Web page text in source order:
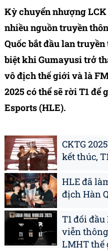
Kỳ chuyển nhượng LCK
nhiều nguồn truyền
Quốc bắt đầu lan
biệt khi Gumayusi trở
vô địch thế giới và là
2025 có thể sẽ rời T1
Esports (HLE).
CKTG
kết thúc,
HLE đã
địch Hàn
T1 đối
viễn
LMHT thế